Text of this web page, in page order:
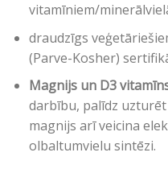
vitamīniem/
draudzīgs
(Parve-Kosher)
Magnijs un D3
darbību, palīdz
magnijs arī veicina
olbaltumvielu sintēzi.